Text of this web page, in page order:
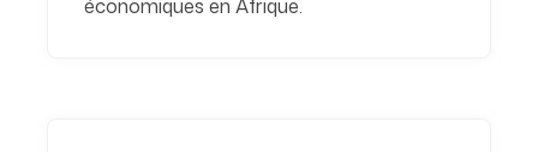
économiques en Afrique.